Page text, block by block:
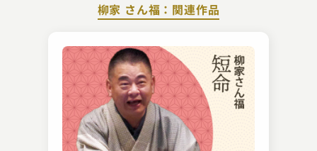
柳家 さん福：関連作品
桂 文生